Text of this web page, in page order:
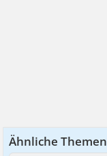
Ähnliche Themen